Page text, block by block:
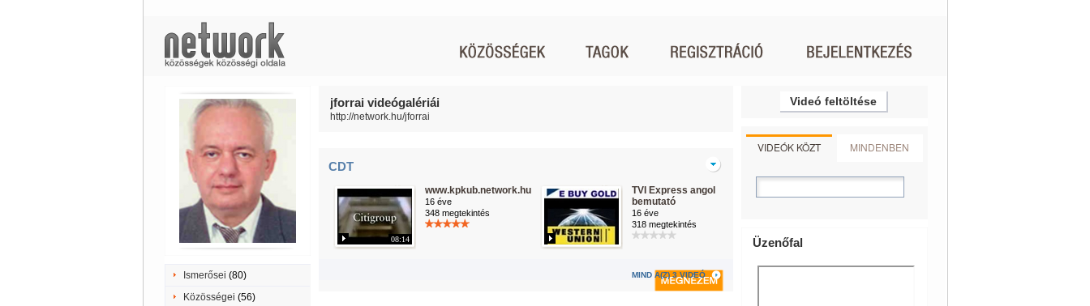
Ismerősei (80)
Közösségei (56)
jforrai videógalériái
http://network.hu/jforrai
CDT
08:14
www.kpkub.network.hu
16 éve
348 megtekintés
TVI Express angol
bemutató
16 éve
318 megtekintés
MIND A(Z) 3 VIDEÓ
Videó feltöltése
VIDEÓK KÖZT MINDENBEN
Üzenőfal